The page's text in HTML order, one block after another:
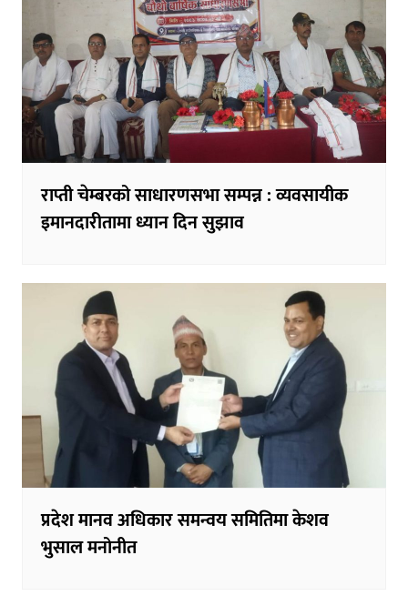
राप्ती चेम्बरको साधारणसभा सम्पन्न : व्यवसायीक
इमानदारीतामा ध्यान दिन सुझाव
प्रदेश मानव अधिकार समन्वय समितिमा केशव
भुसाल मनोनीत